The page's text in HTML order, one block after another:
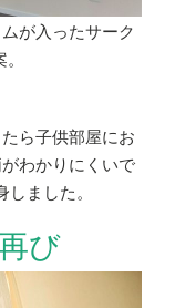
が入ったサーク
ら子供部屋にお
わかりにくいで
ました。
び